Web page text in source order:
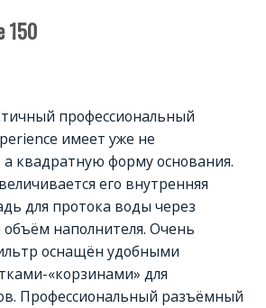
150
профессиональный
имеет уже не
квадратную форму основания.
его внутренняя
для протока воды через
наполнителя. Очень
оснащён удобными
«корзинами» для
Профессиональный разъёмный